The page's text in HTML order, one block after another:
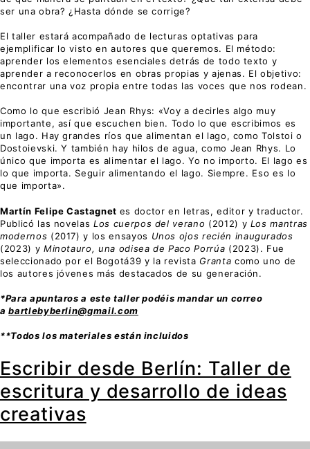
ser una obra? ¿Hasta dónde se corrige?
El taller estará acompañado de lecturas optativas para
ejemplificar lo visto en autores que queremos. El método:
aprender los elementos esenciales detrás de todo texto y
aprender a reconocerlos en obras propias y ajenas. El objetivo:
encontrar una voz propia entre todas las voces que nos rodean.
Como lo que escribió Jean Rhys: «Voy a decirles algo muy
importante, así que escuchen bien. Todo lo que escribimos es
un lago. Hay grandes ríos que alimentan el lago, como Tolstoi o
Dostoievski. Y también hay hilos de agua, como Jean Rhys. Lo
único que importa es alimentar el lago. Yo no importo. El lago es
lo que importa. Seguir alimentando el lago. Siempre. Eso es lo
que importa».
Martín Felipe Castagnet es doctor en letras, editor y traductor.
Publicó las novelasLos cuerpos del verano (2012) y Los mantras
modernos (2017) y los ensayos Unos ojos recién inaugurados
(2023) y Minotauro, una odisea de Paco Porrúa (2023). Fue
seleccionado por el Bogotá39 y la revista Granta como uno de
los autores jóvenes más destacados de su generación.
*Para apuntaros a este taller podéis mandar un correo
abartlebyberlin@gmail.com
**Todos los materiales están incluidos
Escribir desde Berlín: Taller de
escritura y desarrollo de ideas
creativas